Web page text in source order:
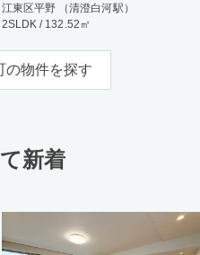
江東区平野 （清澄白河駅）
2SLDK / 132.52㎡
の物件を探す
新着